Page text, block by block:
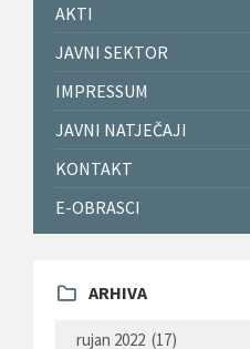
AKTI
JAVNI SEKTOR
IMPRESSUM
JAVNI NATJEČAJI
KONTAKT
E-OBRASCI
ARHIVA